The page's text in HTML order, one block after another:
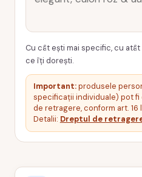
Cu cât ești mai specific, cu
ce îți dorești.
Important:produsele
specificații individuale) pot
de retragere, conform art. 16
Detalii: Dreptul de